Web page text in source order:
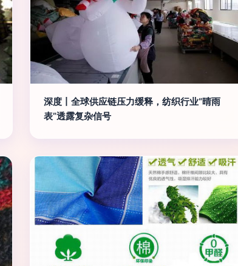
深度丨全球供应链压力缓释，纺织行业“晴雨
表”透露复杂信号